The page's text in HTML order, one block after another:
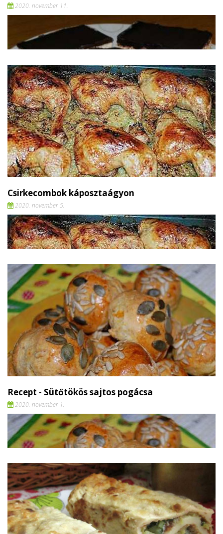
2020. november 11.
Csirkecombok káposztaágyon
2020. november 5.
Recept - Sütőtökös sajtos pogácsa
2020. november 1.